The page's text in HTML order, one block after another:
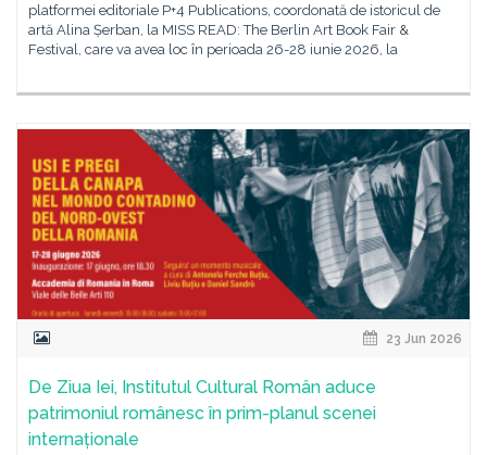
platformei editoriale P+4 Publications, coordonată de istoricul de
artă Alina Șerban, la MISS READ: The Berlin Art Book Fair &
Festival, care va avea loc în perioada 26-28 iunie 2026, la
23 Jun 2026
De Ziua Iei, Institutul Cultural Român aduce
patrimoniul românesc în prim-planul scenei
internaționale